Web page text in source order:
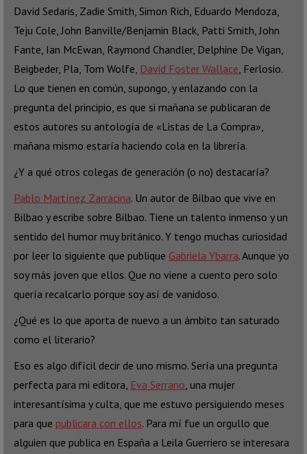
David Sedaris, Zadie Smith, Simon Rich, Eduardo Mendoza,
Teju Cole, John Banville/Benjamin Black, Patti Smith, John
Fante, Ian McEwan, Raymond Chandler, Delphine De Vigan,
Beigbeder, Pla, Tom Wolfe, David Foster Wallace, Ferlosio.
Lo que tienen en común, supongo, y enlazando con la
pregunta del principio, es que si mañana se publicaran de
estos autores su antología de «Listas de La Compra»,
mañana mismo estaría haciendo cola en la librería.
¿Y a qué otros colegas de generación (o no) destacaría?
Pablo Martínez Zarracina. Un autor de Bilbao que vive en
Bilbao y escribe sobre Bilbao. Tiene un talento inmenso y un
sentido del humor muy británico. Y tengo muchas curiosidad
por leer lo siguiente que publique Gabriela Ybarra. Aunque yo
soy más joven que ellos. Que no viene a cuento pero solo
quería recalcarlo porque soy así de vanidoso.
¿Qué es lo que aporta de nuevo a un ámbito tan saturado
como el literario?
Eso es algo difícil decir de uno mismo. Sería una pregunta
perfecta para mi editora, Eva Serrano, una mujer
interesantísima y culta, que me estuvo persiguiendo meses
para que publicara con ellos. Para mí fue un orgullo que
alguien que publica en España a Leila Guerriero se interesara